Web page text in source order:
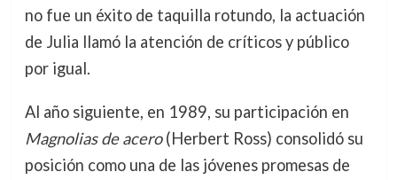
no fue un éxito de taquilla rotundo, la actuación
de Julia llamó la atención de críticos y público
por igual.
Al año siguiente, en 1989, su participación en
Magnolias de acero(Herbert Ross) consolidó su
posición como una de las jóvenes promesas de